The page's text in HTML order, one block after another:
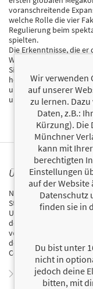
voranschreitende
welche Rolle die vier
Regulierung beim
spielten.
Die Erkenntnisse, die
Sie geben aber auch
heutige Unternehmen
und Wohlergehen der
untergeordnet werden.
ÜBER NICK ROBINS
Nick Robins verfügt
Strategie und
derzeit in London im
den
New Statesman und
Company verfasst.
Zum Profil von Nick
Wir verwenden
auf unserer
zu lernen.
Daten, z.B.:
Kürzung). Die
Münchner
kann mit
berechtigten
Einstellungen
auf der
Datenschutz
finden sie in
Du bist unter
nicht in
jedoch deine
bitten, mit